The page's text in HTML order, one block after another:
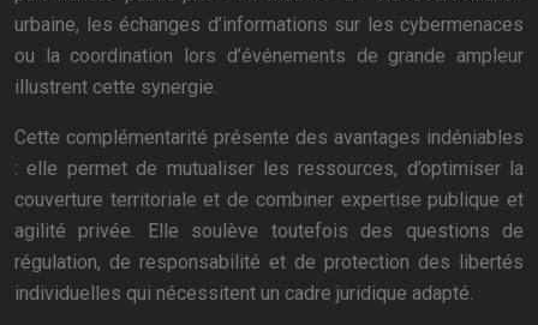
urbaine, les échanges d’informations sur les cybermenaces
ou la coordination lors d’événements de grande ampleur
illustrent cette synergie.
Cette complémentarité présente des avantages indéniables
: elle permet de mutualiser les ressources, d’optimiser la
couverture territoriale et de combiner expertise publique et
agilité privée. Elle soulève toutefois des questions de
régulation, de responsabilité et de protection des libertés
individuelles qui nécessitent un cadre juridique adapté.